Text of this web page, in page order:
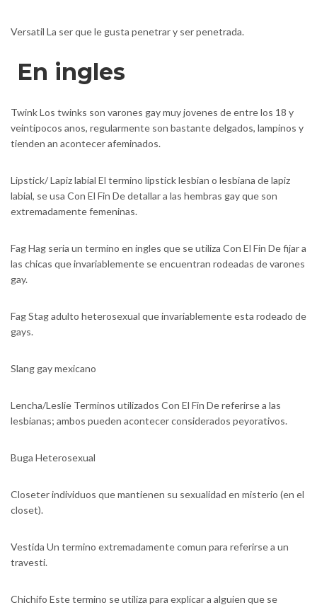
Versatil La ser que le gusta penetrar y ser penetrada.
En ingles
Twink Los twinks son varones gay muy jovenes de entre los 18 y
veintipocos anos, regularmente son bastante delgados, lampinos y
tienden an acontecer afeminados.
Lipstick/ Lapiz labial El termino lipstick lesbian o lesbiana de lapiz
labial, se usa Con El Fin De detallar a las hembras gay que son
extremadamente femeninas.
Fag Hag seri­a un termino en ingles que se utiliza Con El Fin De fijar a
las chicas que invariablemente se encuentran rodeadas de varones
gay.
Fag Stag adulto heterosexual que invariablemente esta rodeado de
gays.
Slang gay mexicano
Lencha/Leslie Terminos utilizados Con El Fin De referirse a las
lesbianas; ambos pueden acontecer considerados peyorativos.
Buga Heterosexual
Closeter individuos que mantienen su sexualidad en misterio (en el
closet).
Vestida Un termino extremadamente comun para referirse a un
travesti.
Chichifo Este termino se utiliza para explicar a alguien que se